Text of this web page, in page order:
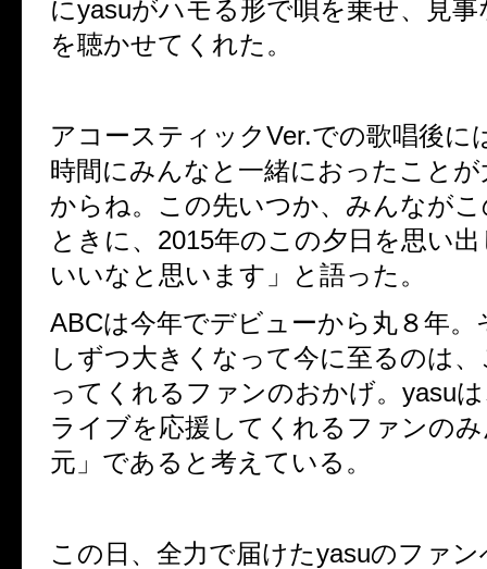
にyasuがハモる形で唄を乗せ、見
を聴かせてくれた。
アコースティックVer.での歌唱後に
時間にみんなと一緒におったこと
からね。この先いつか、みんなが
ときに、2015年のこの夕日を思い
いいなと思います」と語った。
ABCは今年でデビューから丸８年。
しずつ大きくなって今に至るのは
ってくれるファンのおかげ。yasu
ライブを応援してくれるファンの
元」であると考えている。
この日、全力で届けたyasuのファン